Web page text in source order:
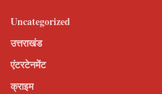
Uncategorized
उत्तराखंड
एंटरटेनमेंट
क्राइम